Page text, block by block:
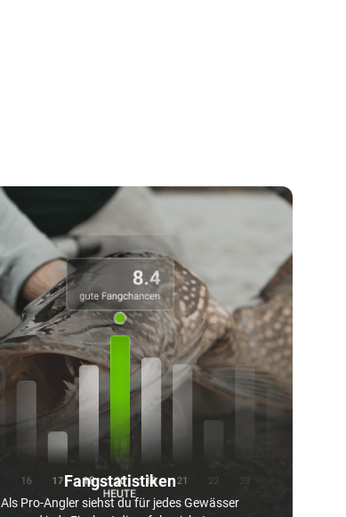
Fangstatistiken
Als Pro-Angler siehst du für jedes Gewässer